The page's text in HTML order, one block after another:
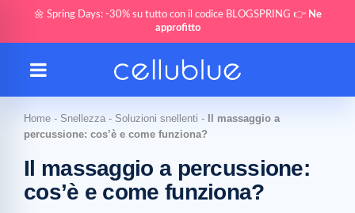
🌼 Spring Days: -30% su tutto con il codice BLOGSPRING 👉 Ne
approfitto
Home - Snellezza - Soluzioni snellenti -
Il massaggio a
percussione: cos’è e come funziona?
Il massaggio a percussione:
cos’è e come funziona?